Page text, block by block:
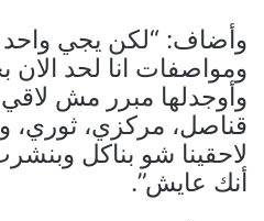
وأضاف: “لكن يجي واحد
ومواصفات انا لحد الان
وأوجدلها مبرر مش
قناصل، مركزي، ثوري،
لاحقينا شو بناكل
أنك عايش”.